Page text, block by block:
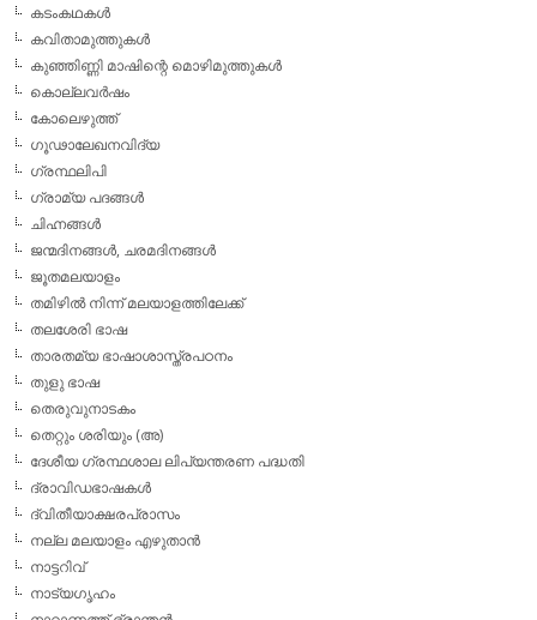
കടംകഥകള്‍
കവിതാമുത്തുകള്‍
കുഞ്ഞിണ്ണി മാഷിന്റെ മൊഴിമുത്തുകള്‍
കൊല്ലവര്‍ഷം
കോലെഴുത്ത്
ഗൂഢാലേഖനവിദ്യ
ഗ്രന്ഥലിപി
ഗ്രാമ്യ പദങ്ങള്‍
ചിഹ്നങ്ങള്‍
ജന്മദിനങ്ങള്‍, ചരമദിനങ്ങള്‍
ജൂതമലയാളം
തമിഴില്‍ നിന്ന് മലയാളത്തിലേക്ക്
തലശേരി ഭാഷ
താരതമ്യ ഭാഷാശാസ്ത്രപഠനം
തുളു ഭാഷ
തെരുവുനാടകം
തെറ്റും ശരിയും (അ)
ദേശീയ ഗ്രന്ഥശാല ലിപ്യന്തരണ പദ്ധതി
ദ്രാവിഡഭാഷകള്‍
ദ്വിതീയാക്ഷരപ്രാസം
നല്ല മലയാളം എഴുതാന്‍
നാട്ടറിവ്
നാട്യഗൃഹം